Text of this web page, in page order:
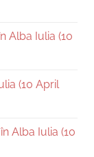
Alba Iulia (10
(10 April
Alba Iulia (10